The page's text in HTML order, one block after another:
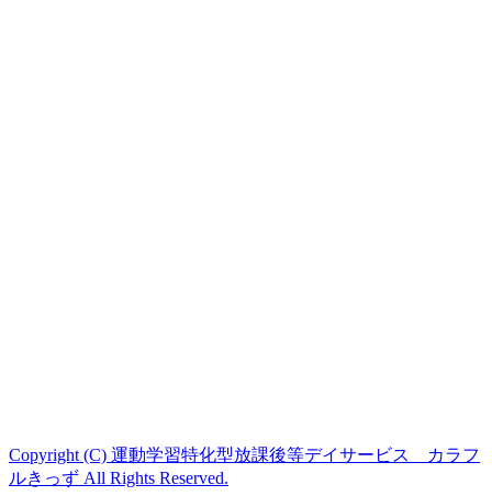
Copyright (C) 運動学習特化型放課後等デイサービス カラフ
ルきっず All Rights Reserved.